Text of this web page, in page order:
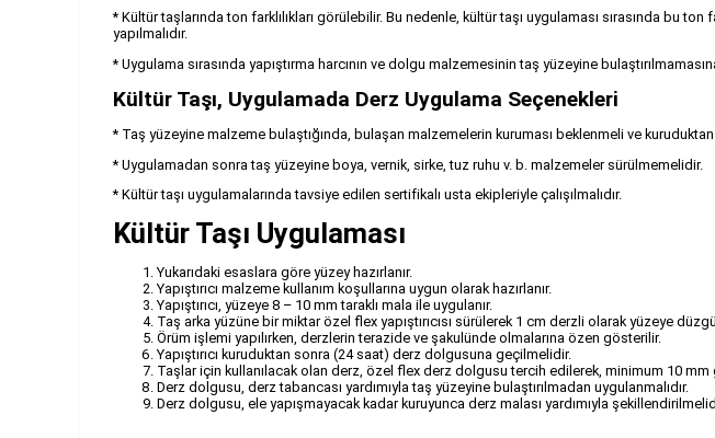
* Kültür taşlarında ton farklılıkları görülebilir. Bu nedenle, kültür taşı uygulaması sırasında bu
yapılmalıdır.
* Uygulama sırasında yapıştırma harcının ve dolgu malzemesinin taş yüzeyine
Kültür Taşı, Uygulamada Derz Uygulama Seçenekleri
* Taş yüzeyine malzeme bulaştığında, bulaşan malzemelerin kuruması beklenmeli ve
* Uygulamadan sonra taş yüzeyine boya, vernik, sirke, tuz ruhu v. b. malzemeler sürülmemelidir.
* Kültür taşı uygulamalarında tavsiye edilen sertifikalı usta ekipleriyle çalışılmalıdır.
Kültür Taşı Uygulaması
Yukarıdaki esaslara göre yüzey hazırlanır.
Yapıştırıcı malzeme kullanım koşullarına uygun olarak hazırlanır.
Yapıştırıcı, yüzeye 8 – 10 mm taraklı mala ile uygulanır.
Taş arka yüzüne bir miktar özel flex yapıştırıcısı sürülerek 1 cm derzli olarak yüzeye
Örüm işlemi yapılırken, derzlerin terazide ve şakulünde olmalarına özen gösterilir.
Yapıştırıcı kuruduktan sonra (24 saat) derz dolgusuna geçilmelidir.
Taşlar için kullanılacak olan derz, özel flex derz dolgusu tercih edilerek, minimum 10
Derz dolgusu, derz tabancası yardımıyla taş yüzeyine bulaştırılmadan uygulanmalıdır.
Derz dolgusu, ele yapışmayacak kadar kuruyunca derz malası yardımıyla